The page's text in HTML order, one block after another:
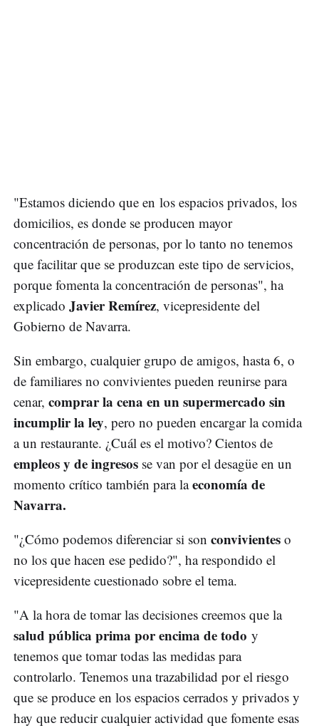
"Estamos diciendo que en los espacios privados, los
domicilios, es donde se producen mayor
concentración de personas, por lo tanto no tenemos
que facilitar que se produzcan este tipo de servicios,
porque fomenta la concentración de personas", ha
explicado Javier Remírez, vicepresidente del
Gobierno de Navarra.
Sin embargo, cualquier grupo de amigos, hasta 6, o
de familiares no convivientes pueden reunirse para
cenar, comprar la cena en un supermercado sin
incumplir la ley, pero no pueden encargar la comida
a un restaurante. ¿Cuál es el motivo? Cientos de
empleos y de ingresos se van por el desagüe en un
momento crítico también para laeconomía de
Navarra.
"¿Cómo podemos diferenciar si son convivientes o
no los que hacen ese pedido?", ha respondido el
vicepresidente cuestionado sobre el tema.
"A la hora de tomar las decisiones creemos que la
salud pública prima por encima de todo y
tenemos que tomar todas las medidas para
controlarlo. Tenemos una trazabilidad por el riesgo
que se produce en los espacios cerrados y privados y
hay que reducir cualquier actividad que fomente esas